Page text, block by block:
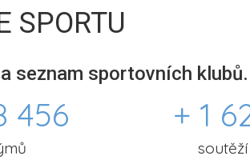
SPORTU
seznam sportovních klubů.
456 + 1
soutěží